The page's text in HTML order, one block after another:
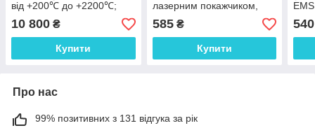
від +200℃ до +2200℃;
EMS 0,1-1,0; 80:1; ПЗ
10 800 ₴
Купити
лазерним покажчиком,
діапазон вимірювання
-50°C до +550°C, EMS
0.95
585₴
Купити
540
Про нас
99% позитивних з 131 відгука за рік